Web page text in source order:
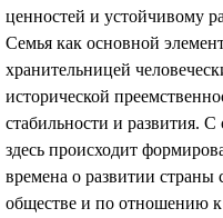
ценностей и устойчивому
Семья как основной
хранительницей
исторической
стабильности и развития. С
здесь происходит
времена о развитии
обществе и по отношению к